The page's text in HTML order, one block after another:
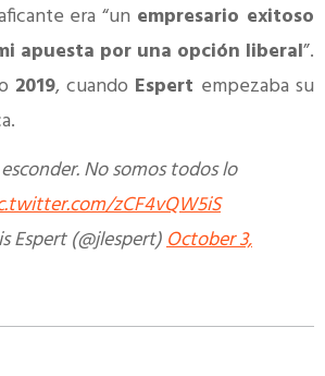
era “un empresario exitoso
apuesta por una opción liberal”.
2019, cuando Espert empezaba su
No somos todos lo
zCF4vQW5iS
Espert (@jlespert)October 3,